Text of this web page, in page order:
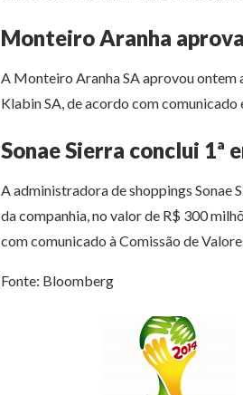
Monteiro Aranha
A Monteiro Aranha SA aprovou ontem
Klabin SA, de acordo com
Sonae Sierra conclui 1ª
A administradora de shoppings Sonae
da companhia, no valor de R$ 300
com comunicado à Comissão de
Fonte: Bloomberg